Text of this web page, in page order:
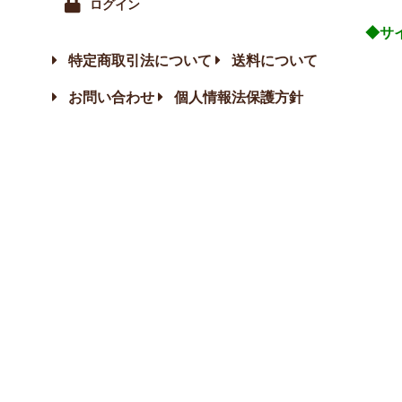
ログイン
特定商取引法について 送料について
お問い合わせ 個人情報法保護方針
◆サ